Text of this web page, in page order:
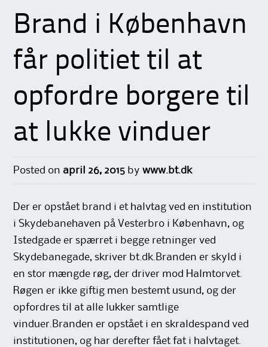
Brand i København
får politiet til at
opfordre borgere til
at lukke vinduer
Posted on april 26, 2015 bywww.bt.dk
Der er opstået brand i et halvtag ved en institution
i Skydebanehaven på Vesterbro i København, og
Istedgade er spærret i begge retninger ved
Skydebanegade, skriver bt.dk.Branden er skyld i
en stor mængde røg, der driver mod Halmtorvet.
Røgen er ikke giftig men bestemt usund, og der
opfordres til at alle lukker samtlige
vinduer.Branden er opstået i en skraldespand ved
institutionen, og har derefter fået fat i halvtaget.